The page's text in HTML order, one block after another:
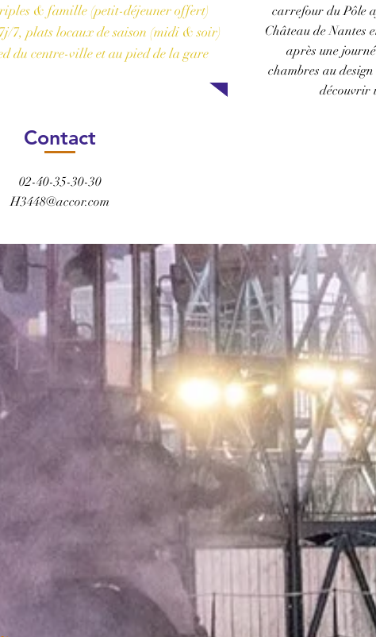
& famille (petit-déjeuner offert)
7, plats locaux de saison (midi & soir)
du centre-ville et au pied de la gare
Contact
02-40-35-30-30
H3448@accor.com
carrefour du Pôle
Château de Nantes
après une
chambres au
découvrir